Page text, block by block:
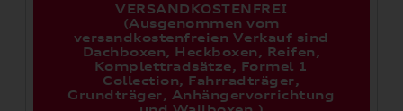
VERSANDKOSTENFREI
(Ausgenommen vom
versandkostenfreien Verkauf sind
Dachboxen, Heckboxen, Reifen,
Komplettradsätze, Formel 1
Collection, Fahrradträger,
Grundträger, Anhängervorrichtung